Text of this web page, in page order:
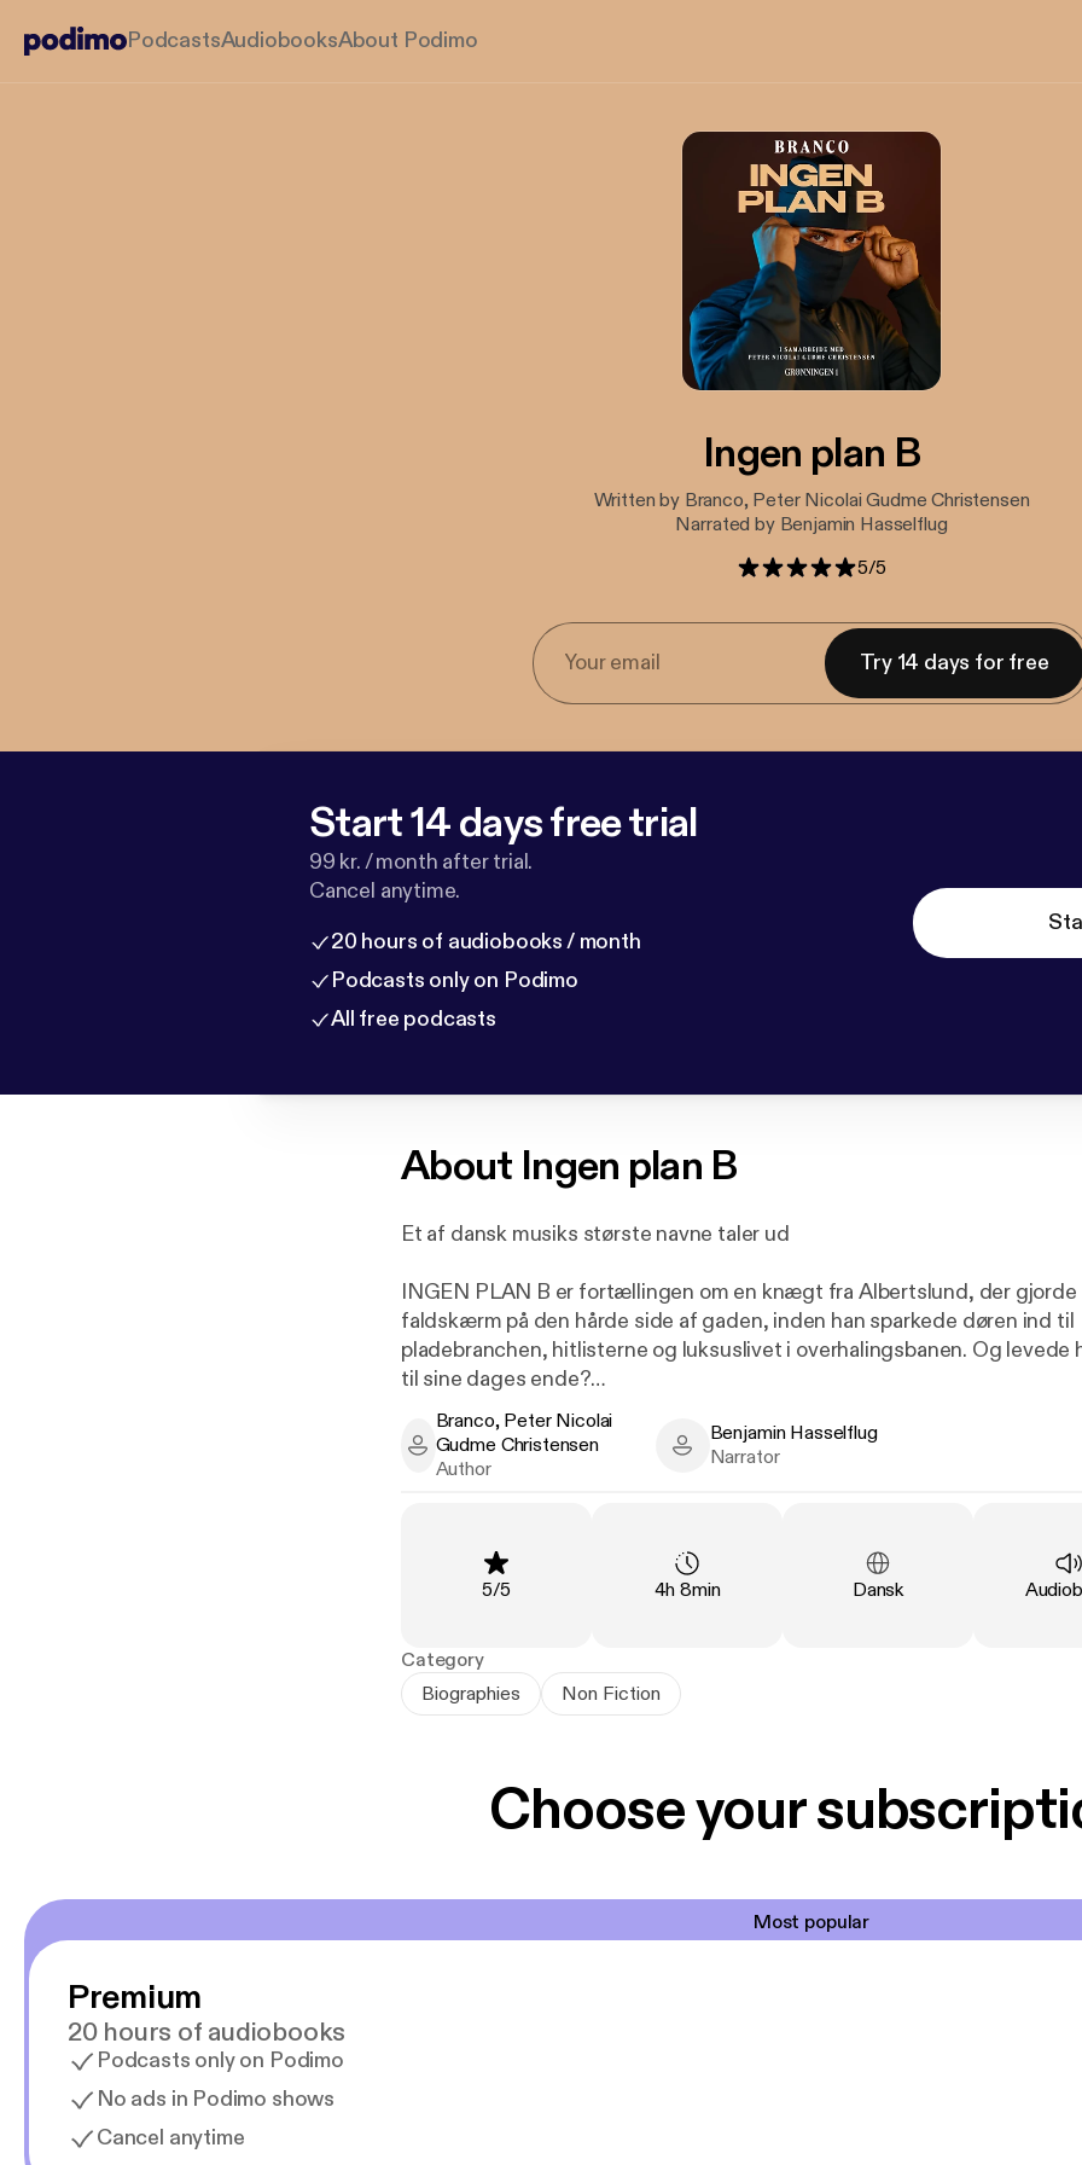
PodcastsAudiobooksAbout Podimo
Ingen plan B
Written by Branco, Peter Nicolai Gudme Christensen
Narrated by Benjamin Hasselflug
5/5
Try 14 days for free
Start 14 days free trial
99 kr. / month after trial.
Cancel anytime.
20 hours of audiobooks / month
Podcasts only on Podimo
All free podcasts
About Ingen plan B
Et af dansk musiks største navne taler ud
INGEN PLAN B er fortællingen om en knægt fra Albertslund, der gjorde
faldskærm på den hårde side af gaden, inden han sparkede døren ind til
pladebranchen, hitlisterne og luksuslivet i overhalingsbanen. Og levede
til sine dages ende?
I sin selvbiografi ser Branco – en af Danmarks mest streamede rappere,
digitale musikrevolution og familiefar til fire – tilbage på sejrene og
Branco, Peter Nicolai Gudme Christensen - Author
Branco, Peter Nicolai
Gudme Christensen
Author
Benjamin Hasselflug - Narrator
Benjamin Hasselflug
Narrator
Rating
5/5 Duration
4h 8min Language
Dansk Type:
Category
Biographies
Non Fiction
Choose your
Most popular
Premium
20 hours of audiobooks
Podcasts only on Podimo
No ads in Podimo shows
Cancel anytime